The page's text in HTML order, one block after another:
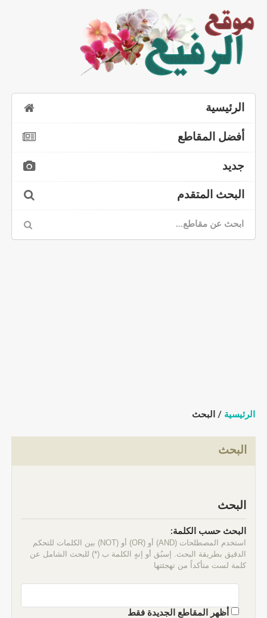
الرئيسية
أفضل المقاطع
جديد
البحث المتقدم
الرئيسية / البحث
البحث
البحث
البحث حسب الكلمة:
استخدم المصطلحات (AND) أو (OR) أو (NOT) بين الكلمات للتحكم
الدقيق بطريقة البحث. إسبُق أو إنهٍ الكلمة ب (*) للبحث الشامل عن
كلمة لست متأكداً من تهجئتها
أظهر المقاطع الجديدة فقط